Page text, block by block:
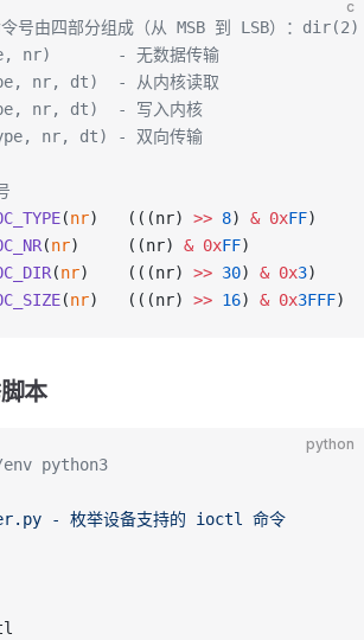
c
由四部分组成（从 MSB 到 LSB）：
nr)       - 无数据传输
nr, dt)  - 从内核读取
nr, dt)  - 写入内核
nr, dt) - 双向传输
(nr)   (((nr) >> 8) & 0xFF)
(nr)     ((nr) & 0xFF)
(nr)    (((nr) >> 30) & 0x3)
(nr)   (((nr) >> 16) & 0x3FFF)
本
python
python3
- 枚举设备支持的 ioctl 命令